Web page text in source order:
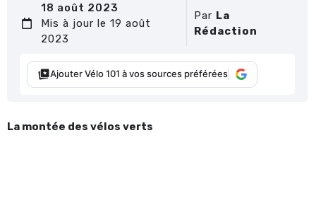
18 août 2023
Mis à jour le 19 août
2023
Par La
Rédaction
Ajouter Vélo 101 à vos sources préférées
La montée des vélos verts